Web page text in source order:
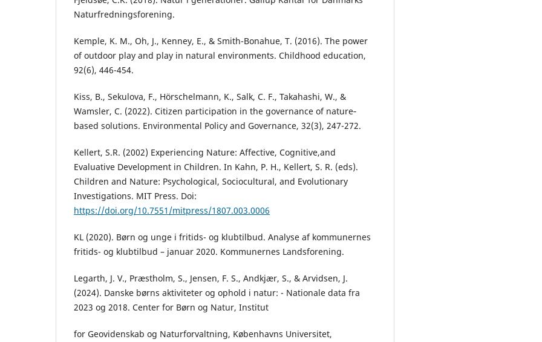
Naturfredningsforening.
Kemple, K. M., Oh, J., Kenney, E., & Smith-Bonahue, T. (2016). The power
of outdoor play and play in natural environments. Childhood education,
92(6), 446-454.
Kiss, B., Sekulova, F., Hörschelmann, K., Salk, C. F., Takahashi, W., &
Wamsler, C. (2022). Citizen participation in the governance of nature‐
based solutions. Environmental Policy and Governance, 32(3), 247-272.
Kellert, S.R. (2002) Experiencing Nature: Affective, Cognitive,and
Evaluative Development in Children. In Kahn, P. H., Kellert, S. R. (eds).
Children and Nature: Psychological, Sociocultural, and Evolutionary
Investigations. MIT Press. Doi:
https://doi.org/10.7551/mitpress/1807.003.0006
KL (2020). Børn og unge i fritids- og klubtilbud. Analyse af kommunernes
fritids- og klubtilbud – januar 2020. Kommunernes Landsforening.
Legarth, J. V., Præstholm, S., Jensen, F. S., Andkjær, S., & Arvidsen, J.
(2024). Danske børns aktiviteter og ophold i natur: - Nationale data fra
2023 og 2018. Center for Børn og Natur, Institut
for Geovidenskab og Naturforvaltning, Københavns Universitet,